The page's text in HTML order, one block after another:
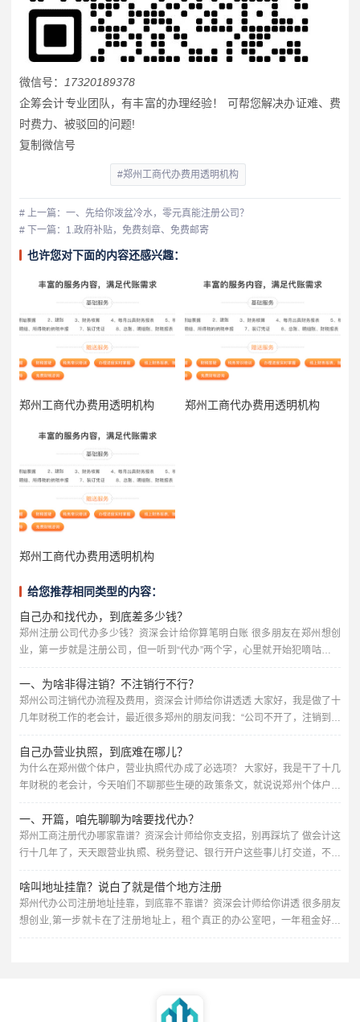
微信号：
17320189378
企筹会计专业团队，有丰富的办理经验！ 可帮您解决办证难、费
时费力、被驳回的问题!
复制微信号
#郑州工商代办费用透明机构
# 上一篇：一、先给你泼盆冷水，零元真能注册公司？
# 下一篇：1.政府补贴，免费刻章、免费邮寄
也许您对下面的内容还感兴趣：
郑州工商代办费用透明机构 郑州工商代办费用透明机构
郑州工商代办费用透明机构
给您推荐相同类型的内容：
自己办和找代办，到底差多少钱？
郑州注册公司代办多少钱？资深会计给你算笔明白账 很多朋友在郑州想创
业，第一步就是注册公司，但一听到“代办”两个字，心里就开始犯嘀咕：这
代办费到底要多少？会不会被坑？我自己跑一趟行不行？作为在财税行业摸
爬滚打多年的会计师，我今天就跟你把这事聊透了，保证不说绕弯子的话,全
是干货。 先说说核心：郑州代办注册公司，价格一般在几百到几千块钱不等
你可能会问，为啥不是统一价？因为不同人的需求不一样，代办...
一、为啥非得注销？不注销行不行？
郑州公司注销代办流程及费用，资深会计师给你讲透透 大家好，我是做了十
几年财税工作的老会计，最近很多郑州的朋友问我：“公司不开了，注销到底
怎么搞？找代办要多少钱？靠谱不靠谱？”今天我就把郑州公司注销的那些
事，掰开了揉碎了讲清楚，咱们不整那些官腔，全是干货,你听完心里就有谱
了。 先给你泼盆冷水：公司不干了，千万别扔那儿不管，很多人觉得“反正
没业务，零申报就行”，但零申报超过三个月，税务局就会把你列...
自己办营业执照，到底难在哪儿？
为什么在郑州做个体户，营业执照代办成了必选项？ 大家好，我是干了十几
年财税的老会计，今天咱们不聊那些生硬的政策条文，就说说郑州个体户营
业执照代办这档子事，你可能会想，不就是办个证嘛，自己跑一趟行政大厅
不就行了？嘿，你要是这么想，八成得吃几次闭门羹，我这些年见过太多老
板，自己折腾半个月，结果材料不对、流程不懂，最后还得花钱找人办，今
天我就把这里头的门道,掰开了揉碎了跟你唠清楚。 先说说咱郑州的情...
一、开篇，咱先聊聊为啥要找代办？
郑州工商注册代办哪家靠谱？资深会计师给你支支招，别再踩坑了 做会计这
行十几年了，天天跟营业执照、税务登记、银行开户这些事儿打交道，不少
朋友一上来就问：“我自己去工商局跑一趟不行吗？为啥非得花个几百上千找
代办？” 说实话，自己跑也不是不行，但您得想清楚——工商注册看着简
单，里头门道可不少，名字查重、经营范围怎么填、注册资本写多少、地址
要求是什么、章程怎么起草……每一步都可能让你来回跑好几趟。...
啥叫地址挂靠？说白了就是借个地方注册
郑州代办公司注册地址挂靠，到底靠不靠谱？资深会计师给你讲透 很多朋友
想创业,第一步就卡在了注册地址上，租个真正的办公室吧，一年租金好几
万，对于刚起步的小老板来说，压力不小，不租吧，工商局又要求你必须有